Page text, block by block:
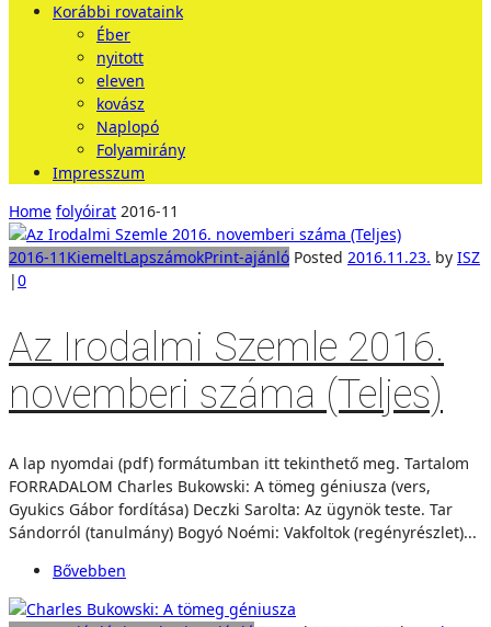
Korábbi rovataink
Éber
nyitott
eleven
kovász
Naplopó
Folyamirány
Impresszum
Home folyóirat 2016-11
2016-11 KiemeltLapszámokPrint-ajánló Posted 2016.11.23. by ISZ
|0
Az Irodalmi Szemle 2016.
novemberi száma (Teljes)
A lap nyomdai (pdf) formátumban itt tekinthető meg. Tartalom
FORRADALOM Charles Bukowski: A tömeg géniusza (vers,
Gyukics Gábor fordítása) Deczki Sarolta: Az ügynök teste. Tar
Sándorról (tanulmány) Bogyó Noémi: Vakfoltok (regényrészlet)...
Bővebben